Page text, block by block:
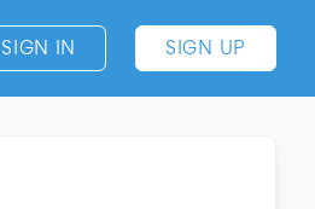
SIGN IN SIGN UP